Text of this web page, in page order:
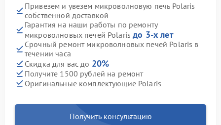
Привезем и увезем микроволновую печь Polaris
собственной доставкой
Гарантия на наши работы по ремонту
микроволновых печей Polarisдо 3-х лет
Срочный ремонт микроволновых печей Polaris в
течении часа
Скидка для вас до 20%
Получите 1500 рублей на ремонт
Оригинальные комплектующие Polaris
Получить консультацию